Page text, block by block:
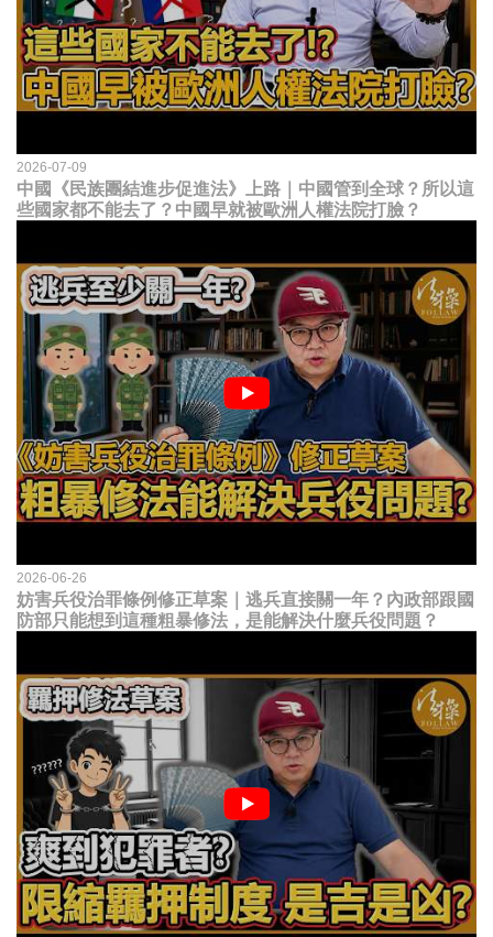
2026-07-09
中國《民族團結進步促進法》上路｜中國管到全球？所以這
些國家都不能去了？中國早就被歐洲人權法院打臉？
2026-06-26
妨害兵役治罪條例修正草案｜逃兵直接關一年？內政部跟國
防部只能想到這種粗暴修法，是能解決什麼兵役問題？